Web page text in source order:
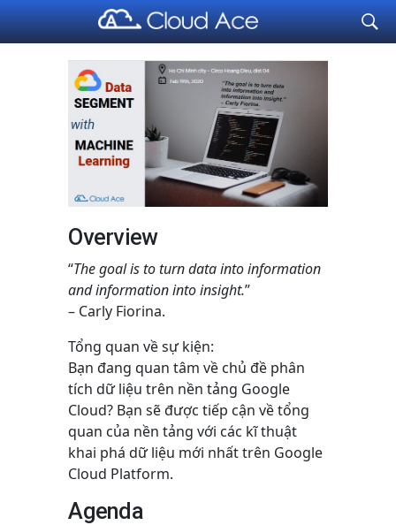
Cloud Ace
Nhà cung cấp giải pháp trên GCP cho doanh nghiệp
Overview
“The goal is to turn data into information
and information into insight.”
– Carly Fiorina.
Tổng quan về sự kiện:
Bạn đang quan tâm về chủ đề phân
tích dữ liệu trên nền tảng Google
Cloud? Bạn sẽ được tiếp cận về tổng
quan của nền tảng với các kĩ thuật
khai phá dữ liệu mới nhất trên Google
Cloud Platform.
Agenda